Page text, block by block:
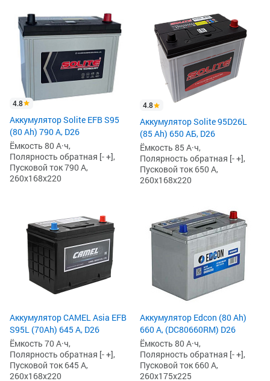
4.8
Аккумулятор Solite EFB S95
(80 Ah) 790 А, D26
Ёмкость 80 А·ч,
Полярность обратная [- +],
Пусковой ток 790 А,
260x168x220
4.8
Аккумулятор Solite 95D26L
(85 Ah) 650 АБ, D26
Ёмкость 85 А·ч,
Полярность обратная [- +],
Пусковой ток 650 А,
260x168x220
Аккумулятор CAMEL Asia EFB
S95L (70Ah) 645 А, D26
Ёмкость 70 А·ч,
Полярность обратная [- +],
Пусковой ток 645 А,
260x168x220
Аккумулятор Edcon (80 Ah)
660 А, (DC80660RM) D26
Ёмкость 80 А·ч,
Полярность обратная [- +],
Пусковой ток 660 А,
260x175x225